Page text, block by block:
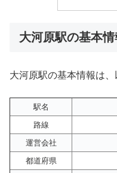
大河原駅の基本情
大河原駅の基本情報は、
駅名
路線
運営会社
都道府県